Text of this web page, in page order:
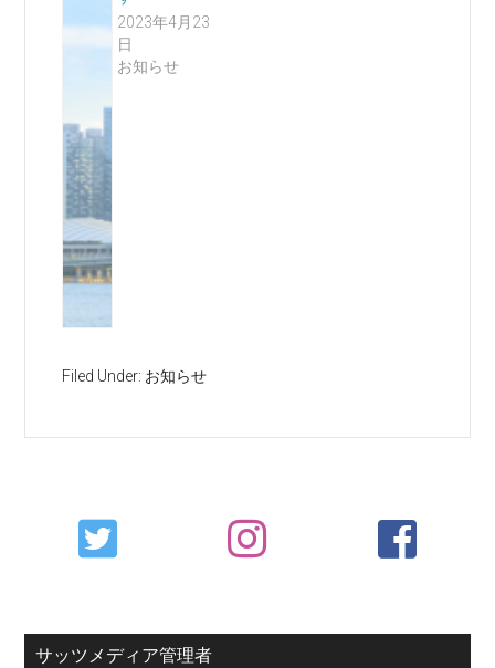
2023年4月23
日
お知らせ
Filed Under: お知らせ
Primary
Sidebar
サッツメディア管理者